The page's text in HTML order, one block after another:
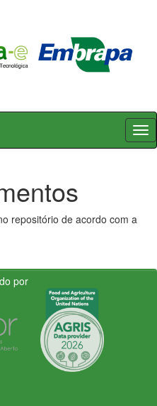
repositório de acordo com a
por